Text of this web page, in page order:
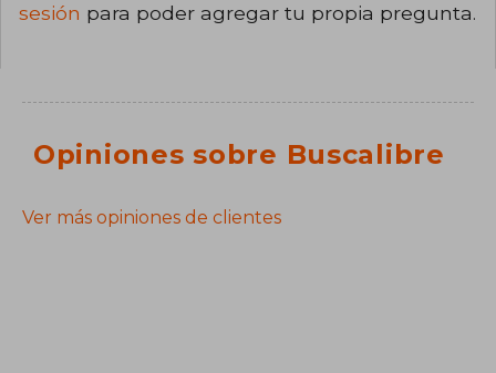
sesión para poder agregar tu propia pregunta.
Opiniones sobre Buscalibre
Ver más opiniones de clientes